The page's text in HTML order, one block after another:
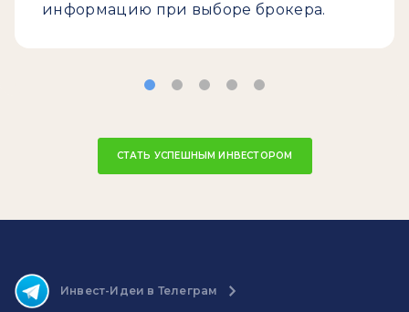
информацию при выборе брокера.
СТАТЬ УСПЕШНЫМ ИНВЕСТОРОМ
Инвест-Идеи в Телеграм